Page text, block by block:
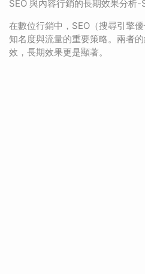
SEO 與內容行銷的長期效果分析-
在數位行銷中，SEO（搜尋引擎
知名度與流量的重要策略。兩者
效，長期效果更是顯著。